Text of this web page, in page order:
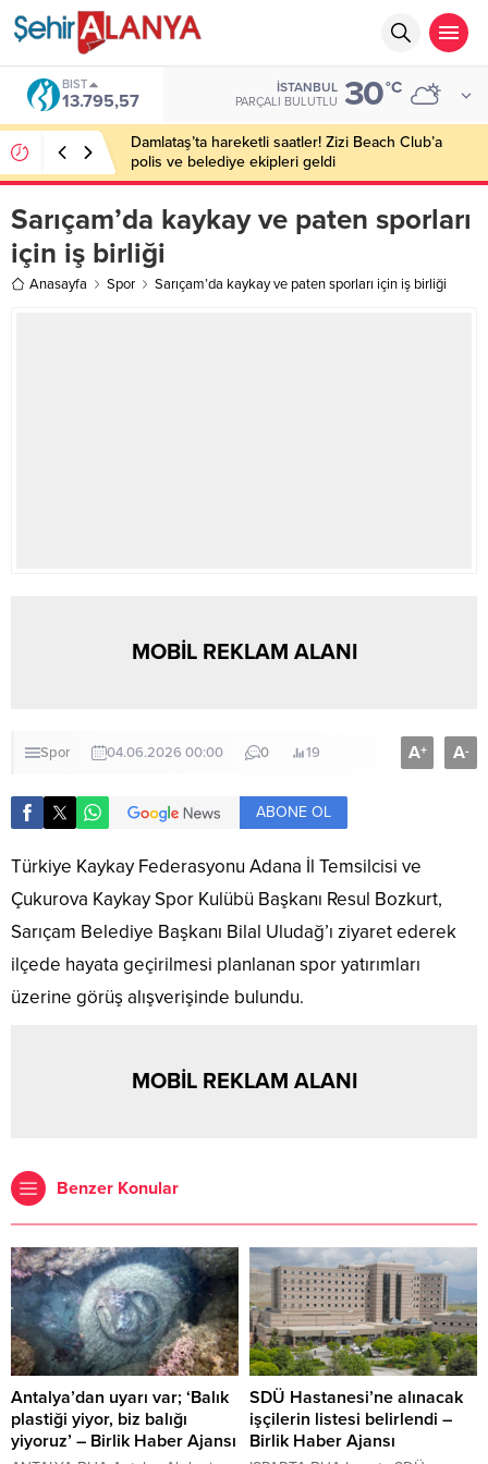
BIST
13.795,57
İSTANBUL
PARÇALI BULUTLU 30°C
Damlataş’ta hareketli saatler! Zizi Beach Club’a
polis ve belediye ekipleri geldi
Sarıçam’da kaykay ve paten sporları
için iş birliği
Anasayfa Spor Sarıçam’da kaykay ve paten sporları için iş birliği
MOBİL REKLAM ALANI
Spor 04.06.2026 00:00 0 19 A+ A-
ABONE OL
Türkiye Kaykay Federasyonu Adana İl Temsilcisi ve
Çukurova Kaykay Spor Kulübü Başkanı Resul Bozkurt,
Sarıçam Belediye Başkanı Bilal Uludağ’ı ziyaret ederek
ilçede hayata geçirilmesi planlanan spor yatırımları
üzerine görüş alışverişinde bulundu.
MOBİL REKLAM ALANI
Benzer Konular
Antalya’dan uyarı var; ‘Balık
plastiği yiyor, biz balığı
yiyoruz’ – Birlik Haber Ajansı
SDÜ Hastanesi’ne alınacak
işçilerin listesi belirlendi –
Birlik Haber Ajansı